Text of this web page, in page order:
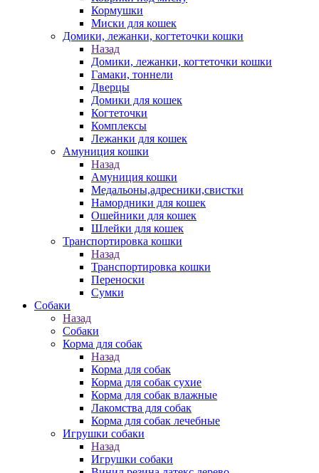
Кормушки
Миски для кошек
Домики, лежанки, когтеточки кошки
Назад
Домики, лежанки, когтеточки кошки
Гамаки, тоннели
Дверцы
Домики для кошек
Когтеточки
Комплексы
Лежанки для кошек
Амуниция кошки
Назад
Амуниция кошки
Медальоны,адресники,свистки
Намордники для кошек
Ошейники для кошек
Шлейки для кошек
Транспортировка кошки
Назад
Транспортировка кошки
Переноски
Сумки
Собаки
Назад
Собаки
Корма для собак
Назад
Корма для собак
Корма для собак сухие
Корма для собак влажные
Лакомства для собак
Корма для собак лечебные
Игрушки собаки
Назад
Игрушки собаки